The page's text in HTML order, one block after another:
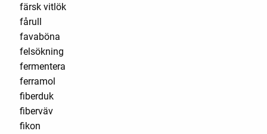
färsk vitlök
fårull
favaböna
felsökning
fermentera
ferramol
fiberduk
fiberväv
fikon